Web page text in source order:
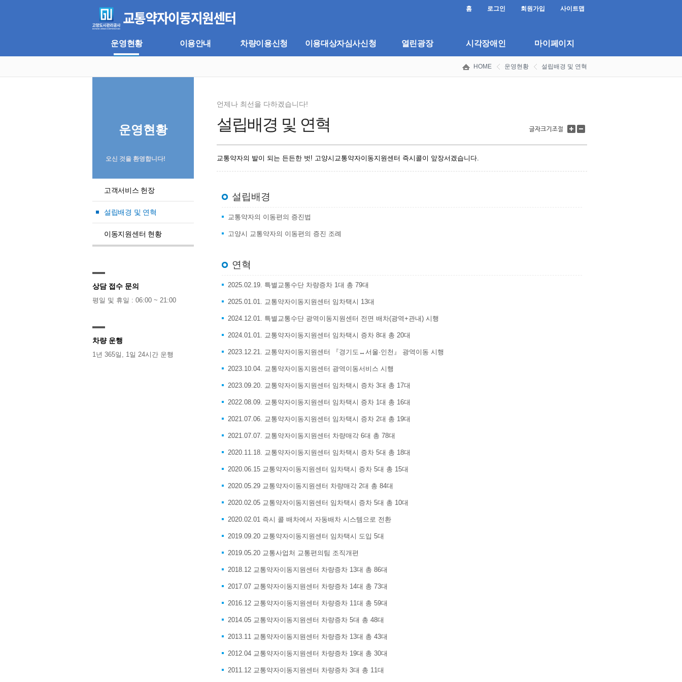
뉴
바
기
바
로
홈 로그인 회원가입 사이트맵
운영현황 이용안내 차량이용신청 이용대상자심사신청 열린광장 시각장애인 마이페이지
HOME 운영현황 설립배경 및 연혁
운영현황
오신 것을 환영합니다!
고객서비스 헌장
설립배경 및 연혁
이동지원센터 현황
상담 접수 문의
평일 및 휴일 : 06:00 ~ 21:00
차량 운행
1년 365일, 1일 24시간 운행
설립배경 및 연혁
언제나 최선을 다하겠습니다!
크 크
교통약자의 발이 되는 든든한 벗! 고양시교통약자이동지원센터 즉시콜이 앞장서겠습니다.
설립배경
교통약자의 이동편의 증진법
고양시 교통약자의 이동편의 증진 조례
연혁
2025.02.19. 특별교통수단 차량증차 1대 총 79대
2025.01.01. 교통약자이동지원센터 임차택시 13대
2024.12.01. 특별교통수단 광역이동지원센터 전면 배차(광역+관내) 시행
2024.01.01. 교통약자이동지원센터 임차택시 증차 8대 총 20대
2023.12.21. 교통약자이동지원센터 『경기도↔서울·인천』 광역이동 시행
2023.10.04. 교통약자이동지원센터 광역이동서비스 시행
2023.09.20. 교통약자이동지원센터 임차택시 증차 3대 총 17대
2022.08.09. 교통약자이동지원센터 임차택시 증차 1대 총 16대
2021.07.06. 교통약자이동지원센터 임차택시 증차 2대 총 19대
2021.07.07. 교통약자이동지원센터 차량매각 6대 총 78대
2020.11.18. 교통약자이동지원센터 임차택시 증차 5대 총 18대
2020.06.15 교통약자이동지원센터 임차택시 증차 5대 총 15대
2020.05.29 교통약자이동지원센터 차량매각 2대 총 84대
2020.02.05 교통약자이동지원센터 임차택시 증차 5대 총 10대
2020.02.01 즉시 콜 배차에서 자동배차 시스템으로 전환
2019.09.20 교통약자이동지원센터 임차택시 도입 5대
2019.05.20 교통사업처 교통편의팀 조직개편
2018.12 교통약자이동지원센터 차량증차 13대 총 86대
2017.07 교통약자이동지원센터 차량증차 14대 총 73대
2016.12 교통약자이동지원센터 차량증차 11대 총 59대
2014.05 교통약자이동지원센터 차량증차 5대 총 48대
2013.11 교통약자이동지원센터 차량증차 13대 총 43대
2012.04 교통약자이동지원센터 차량증차 19대 총 30대
2011.12 교통약자이동지원센터 차량증차 3대 총 11대